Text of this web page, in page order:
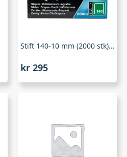
Stift 140-10 mm (2000 stk), Rapid
kr 295